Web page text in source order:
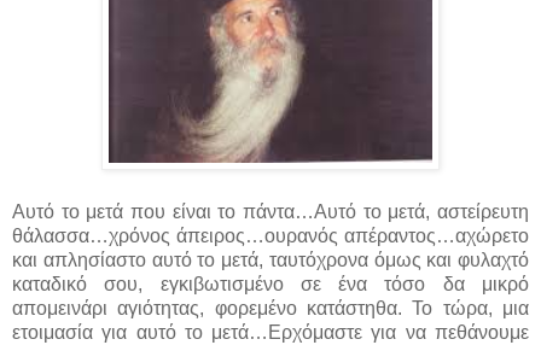
Αυτό το μετά που είναι το πάντα…Αυτό το μετά, αστείρευτη
θάλασσα…χρόνος άπειρος…ουρανός απέραντος…αχώρετο
και απλησίαστο αυτό το μετά, ταυτόχρονα όμως και φυλαχτό
καταδικό σου, εγκιβωτισμένο σε ένα τόσο δα μικρό
απομεινάρι αγιότητας, φορεμένο κατάστηθα. Το τώρα, μια
ετοιμασία για αυτό το μετά…Ερχόμαστε για να πεθάνουμε